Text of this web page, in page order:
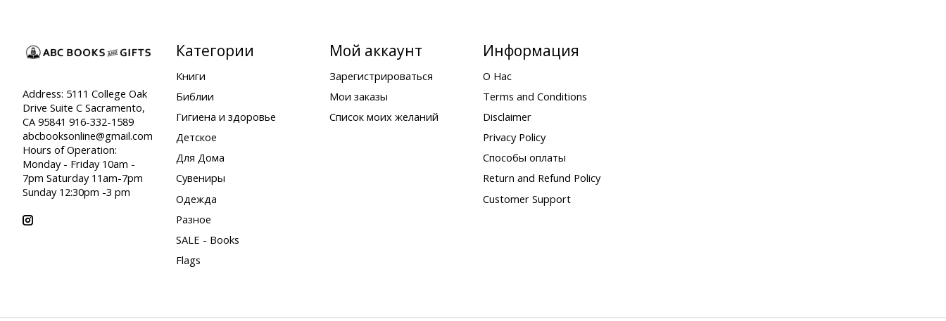
Address: 5111 College Oak
Drive Suite C Sacramento,
CA 95841 916-332-1589
abcbooksonline@gmail.com
Hours of Operation:
Monday - Friday 10am -
7pm Saturday 11am-7pm
Sunday 12:30pm -3 pm
Категории
Книги
Библии
Гигиена и здоровье
Детское
Для Дома
Сувениры
Одежда
Разное
SALE - Books
Flags
Мой аккаунт
Зарегистрироваться
Мои заказы
Список моих желаний
Информация
О Нас
Terms and Conditions
Disclaimer
Privacy Policy
Способы оплаты
Return and Refund Policy
Customer Support